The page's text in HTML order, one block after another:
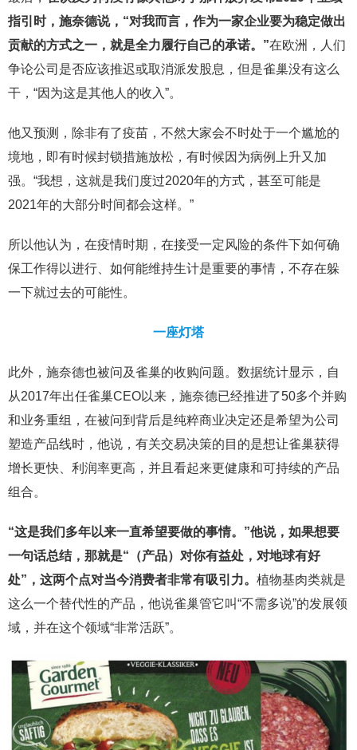
指引时，施奈德说，“对我而言，作为一家企业要为稳定做出
贡献的方式之一，就是全力履行自己的承诺。”在欧洲，人们
争论公司是否应该推迟或取消派发股息，但是雀巢没有这么
干，“因为这是其他人的收入”。
他又预测，除非有了疫苗，不然大家会不时处于一个尴尬的
境地，即有时候封锁措施放松，有时候因为病例上升又加
强。“我想，这就是我们度过2020年的方式，甚至可能是
2021年的大部分时间都会这样。”
所以他认为，在疫情时期，在接受一定风险的条件下如何确
保工作得以进行、如何能维持生计是重要的事情，不存在躲
一下就过去的可能性。
一座灯塔
此外，施奈德也被问及雀巢的收购问题。数据统计显示，自
从2017年出任雀巢CEO以来，施奈德已经推进了50多个并购
和业务重组，在被问到背后是纯粹商业决定还是希望为公司
塑造产品线时，他说，有关交易决策的目的是想让雀巢获得
增长更快、利润率更高，并且看起来更健康和可持续的产品
组合。
“这是我们多年以来一直希望要做的事情。”他说，如果想要
一句话总结，那就是“（产品）对你有益处，对地球有好
处”，这两个点对当今消费者非常有吸引力。 植物基肉类就是
这么一个替代性的产品，他说雀巢管它叫“不需多说”的发展领
域，并在这个领域“非常活跃”。